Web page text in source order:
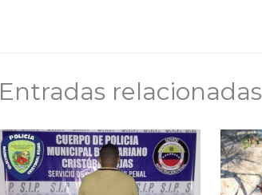
Entradas relacionadas